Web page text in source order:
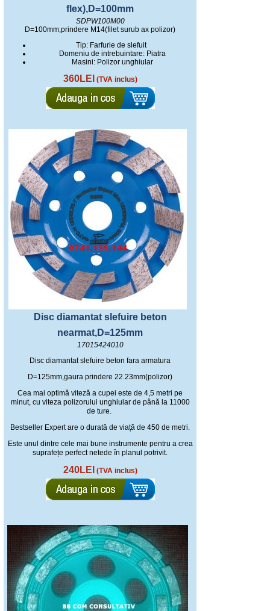
flex),D=100mm
SDPW100M00
D=100mm,prindere M14(filet surub ax polizor)
Tip: Farfurie de slefuit
Domeniu de intrebuintare: Piatra
Masini: Polizor unghiular
360LEI (TVA inclus)
Disc diamantat slefuire beton
nearmat,D=125mm
17015424010
Disc diamantat slefuire beton fara armatura
D=125mm,gaura prindere 22.23mm(polizor)
Cea mai optimă viteză a cupei este de 4,5 metri pe
minut, cu viteza polizorului unghiular de până la 11000
de ture.
Bestseller Expert are o durată de viață de 450 de metri.
Este unul dintre cele mai bune instrumente pentru a crea
suprafețe perfect netede în planul potrivit.
240LEI (TVA inclus)